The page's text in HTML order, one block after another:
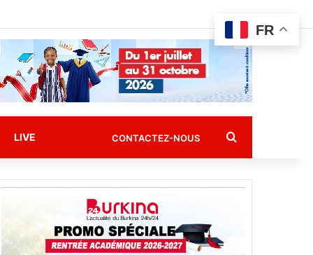
LIVE CONTACTEZ-NOUS Rechercher
FR